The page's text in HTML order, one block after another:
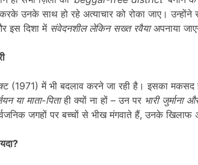
उनके साथ हो रहे अत्याचार को रोका जाए। उन्होंने
इस दिशा में संवेदनशील लेकिन सख्त रवैयाअपनाया
(1971) में भी बदलाव करने जा रही है। इसका मकसद
या माता-पिताही क्यों ना हों – उन पर भारी जुर्माना
जगहों पर बच्चों से भीख मंगवाते हैं, उनके खिलाफ